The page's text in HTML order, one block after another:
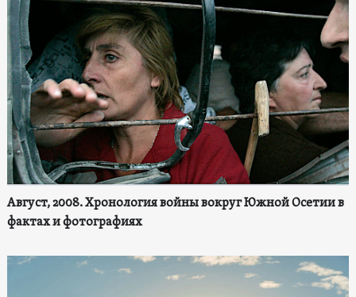
Август, 2008. Хронология войны вокруг Южной Осетии в
фактах и фотографиях